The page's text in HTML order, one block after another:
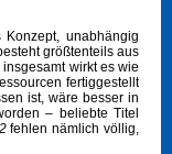
Konzept, unabhängig
größtenteils aus
wirkt es wie
fertiggestellt
ist, wäre besser in
– beliebte Titel
fehlen nämlich völlig,